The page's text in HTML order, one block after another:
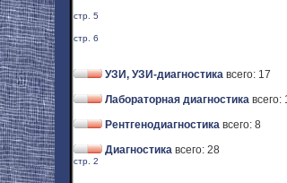
стр. 5
стр. 6
УЗИ, УЗИ-диагностика всего: 17
Лабораторная диагностика всего:
Рентгенодиагностика всего: 8
Диагностика всего: 28
стр. 2